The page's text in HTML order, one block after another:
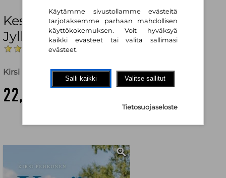
Kesävieraita Jylhäsalmella :
Jylhäsalmi 10
(Arvostelut: 1)
Kirsi Pehkonen
22,00 €
Käytämme sivustollamme evästeitä
tarjotaksemme parhaan mahdollisen
käyttökokemuksen. Voit hyväksyä
kaikki evästeet tai valita sallimasi
evästeet.
Salli kaikki Valitse sallitut
Tietosuojaseloste